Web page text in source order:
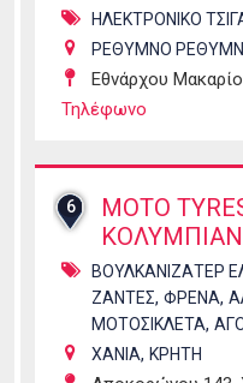
ΗΛΕΚΤΡΟΝΙΚΟ
ΡΕΘΥΜΝΟ
Εθνάρχου
Τηλέφωνο
6
MOTO
ΒΟΥΛΚΑΝΙΖΑΤΕΡ
ΖΑΝΤΕΣ, ΦΡΕΝΑ,
ΜΟΤΟΣΙΚΛΕΤΑ,
ΧΑΝΙΑ, ΚΡΗΤΗ